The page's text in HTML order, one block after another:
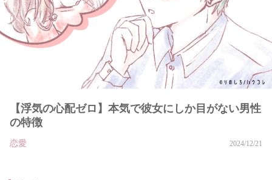
【浮気の心配ゼロ】本気で彼女にしか目がない男性
の特徴
恋愛 2024/12/21